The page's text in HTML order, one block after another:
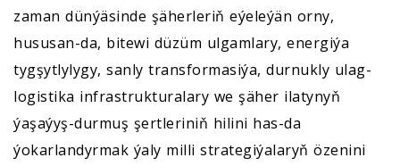
zaman dünýäsinde şäherleriň eýeleýän orny,
hususan-da, bitewi düzüm ulgamlary, energiýa
tygşytlylygy, sanly transformasiýa, durnukly ulag-
logistika infrastrukturalary we şäher ilatynyň
ýaşaýyş-durmuş şertleriniň hilini has-da
ýokarlandyrmak ýaly milli strategiýalaryň özenini